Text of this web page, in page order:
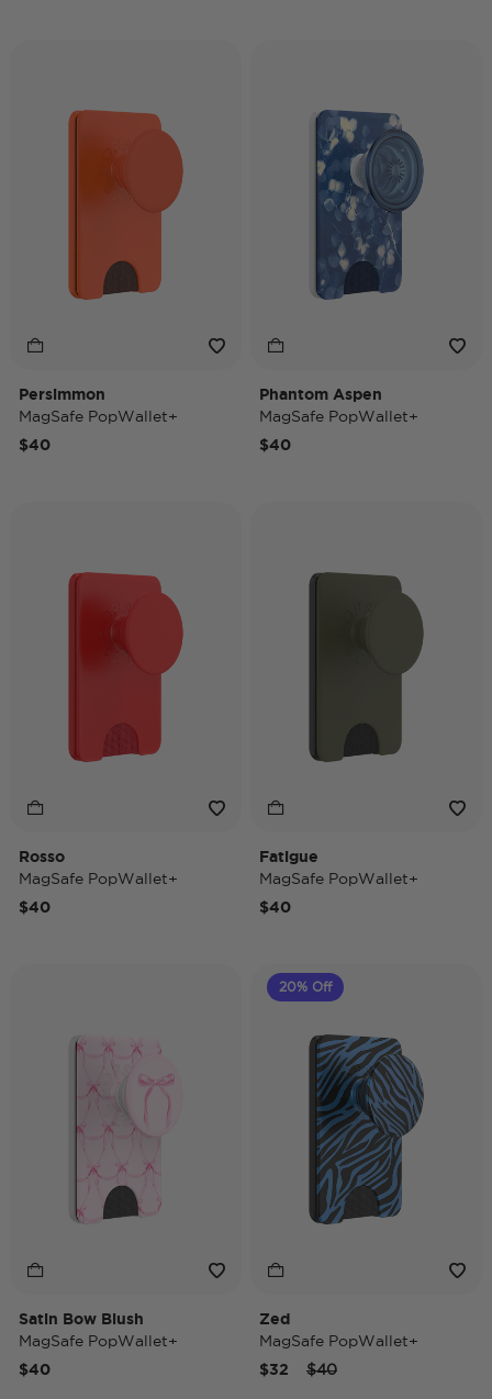
Persimmon
MagSafe PopWallet+
$40
Phantom Aspen
MagSafe PopWallet+
$40
Rosso
MagSafe PopWallet+
$40
Fatigue
MagSafe PopWallet+
$40
Satin Bow Blush
MagSafe PopWallet+
$40
20% Off
Zed
MagSafe PopWallet+
Price reduced from
$40to
$32